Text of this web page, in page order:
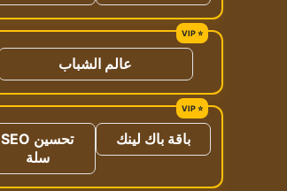
عالم الشباب
باقة باك لينك
تحسين SEO
سلة